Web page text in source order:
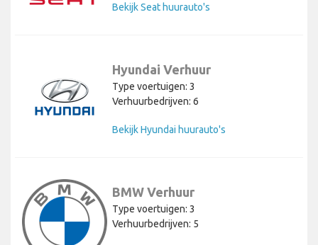
Bekijk Seat huurauto's
Hyundai Verhuur
Type voertuigen: 3
Verhuurbedrijven: 6
Bekijk Hyundai huurauto's
BMW Verhuur
Type voertuigen: 3
Verhuurbedrijven: 5